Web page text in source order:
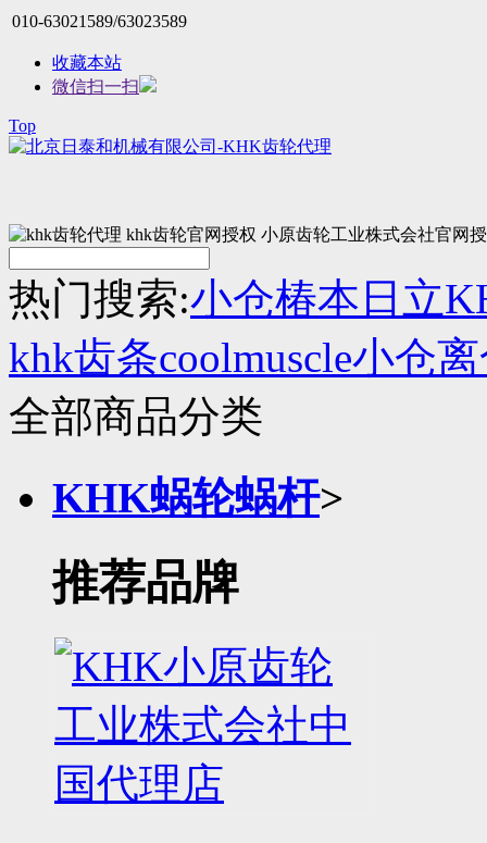
010-63021589/63023589
收藏本站
微信扫一扫
Top
热门搜索:小仓椿本 日立
khk齿条coolmuscle小仓
全部商品分类
KHK蜗轮蜗杆>
推荐品牌